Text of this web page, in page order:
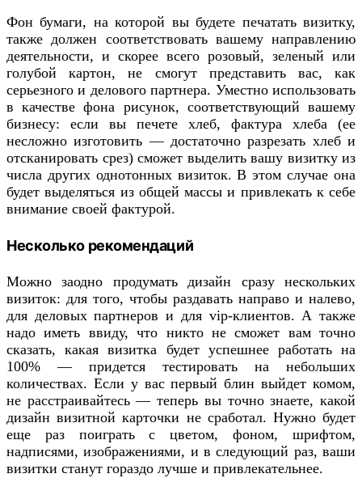
Фон бумаги, на которой вы будете печатать визитку,
также должен соответствовать вашему направлению
деятельности, и скорее всего розовый, зеленый или
голубой картон, не смогут представить вас, как
серьезного и делового партнера. Уместно использовать
в качестве фона рисунок, соответствующий вашему
бизнесу: если вы печете хлеб, фактура хлеба (ее
несложно изготовить — достаточно разрезать хлеб и
отсканировать срез) сможет выделить вашу визитку из
числа других однотонных визиток. В этом случае она
будет выделяться из общей массы и привлекать к себе
внимание своей фактурой.
Несколько рекомендаций
Можно заодно продумать дизайн сразу нескольких
визиток: для того, чтобы раздавать направо и налево,
для деловых партнеров и для vip-клиентов. А также
надо иметь ввиду, что никто не сможет вам точно
сказать, какая визитка будет успешнее работать на
100% — придется тестировать на небольших
количествах. Если у вас первый блин выйдет комом,
не расстраивайтесь — теперь вы точно знаете, какой
дизайн визитной карточки не сработал. Нужно будет
еще раз поиграть с цветом, фоном, шрифтом,
надписями, изображениями, и в следующий раз, ваши
визитки станут гораздо лучше и привлекательнее.